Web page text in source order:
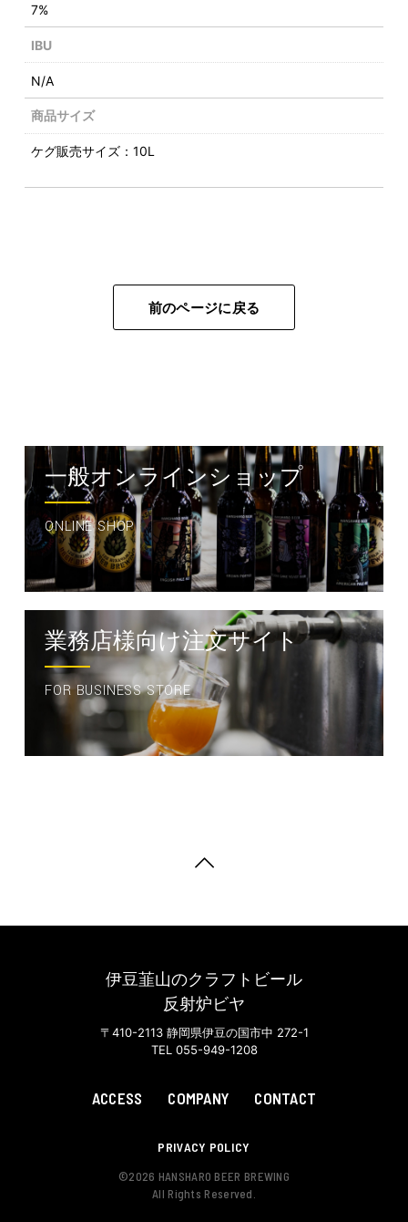
7%
IBU
N/A
商品サイズ
ケグ販売サイズ：10L
前のページに戻る
一般オンラインショップ
ONLINE SHOP
業務店様向け注文サイト
FOR BUSINESS STORE
伊豆韮山のクラフトビール
反射炉ビヤ
〒410-2113 静岡県伊豆の国市中 272-1
TEL 055-949-1208
ACCESS COMPANY CONTACT
PRIVACY POLICY
©2026 HANSHARO BEER BREWING
All Rights Reserved.